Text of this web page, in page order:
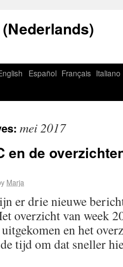
Español Français Italiano
mei 2017
en de
Marja
er drie nieuwe
overzicht van week
en het
de tijd om dat sneller